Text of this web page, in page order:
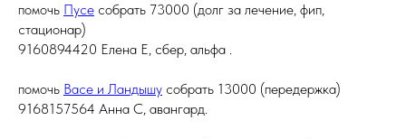
помочь Пусе собрать 73000 (долг за лечение, фип,
стационар)
9160894420 Елена Е, сбер, альфа .
помочь Васе и Ландышу собрать 13000 (передержка)
9168157564 Анна С, авангард.